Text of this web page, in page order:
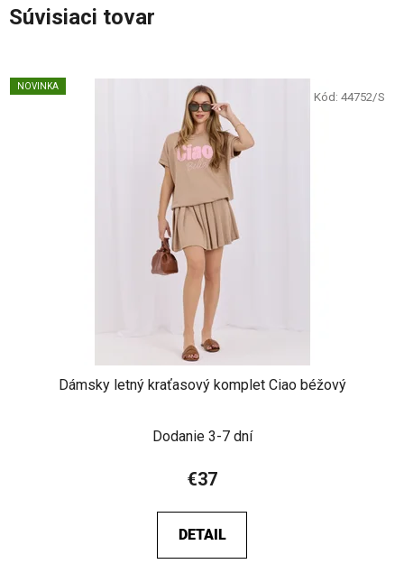
Súvisiaci tovar
NOVINKA
Dámsky letný kraťasový komplet Ciao béžový
Dodanie 3-7 dní
€37
DETAIL
Kód: 44752/S